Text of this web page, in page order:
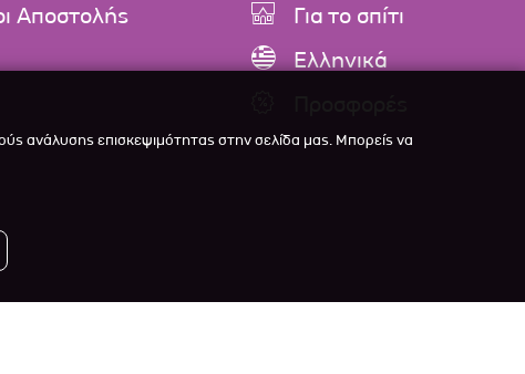
Αποστολής
Για το σπίτι
Ελληνικά
ανάλυσης επισκεψιμότητας στην σελίδα μας. Μπορείς να